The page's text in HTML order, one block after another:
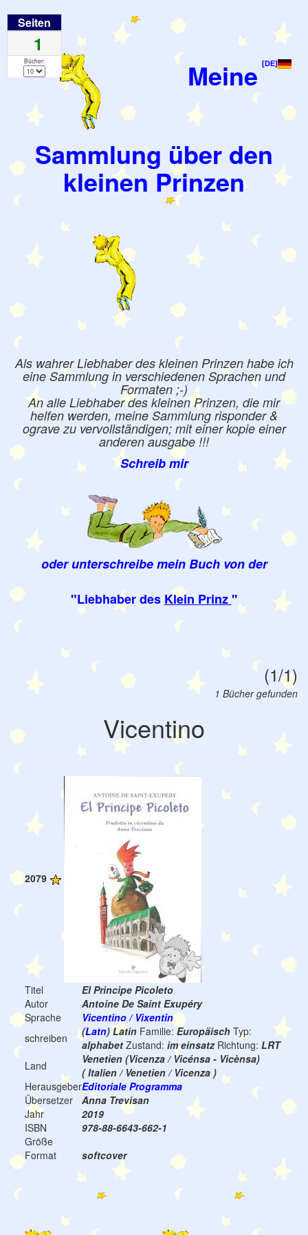
[DE]
Meine
Sammlung über den
kleinen Prinzen
Als wahrer Liebhaber des kleinen Prinzen habe ich
eine Sammlung in verschiedenen Sprachen und
Formaten ;-)
An alle Liebhaber des kleinen Prinzen, die mir
helfen werden, meine Sammlung risponder &
ograve zu vervollständigen; mit einer kopie einer
anderen ausgabe !!!
Schreib mir
oder unterschreibe mein Buch von der
"Liebhaber des Klein Prinz"
(1/1)
1 Bücher gefunden
Vicentino
Seiten
1
Bücher:
2079
Titel
El Principe Picoleto
Autor
Antoine De Saint Exupéry
Sprache
Vicentino / Vixentin
schreiben
(Latn) Latin Familie: Europäisch Typ:
alphabet Zustand: im einsatz Richtung: LRT
Land
Venetien (Vicenza / Vicénsa - Vicènsa)
( Italien / Venetien / Vicenza )
HerausgeberEditoriale Programma
Übersetzer
Anna Trevisan
Jahr
2019
ISBN
978-88-6643-662-1
Größe
Format
softcover